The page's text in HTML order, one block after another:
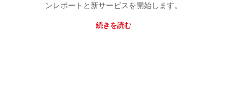
ンレポートと新サービスを開始します。
続きを読む